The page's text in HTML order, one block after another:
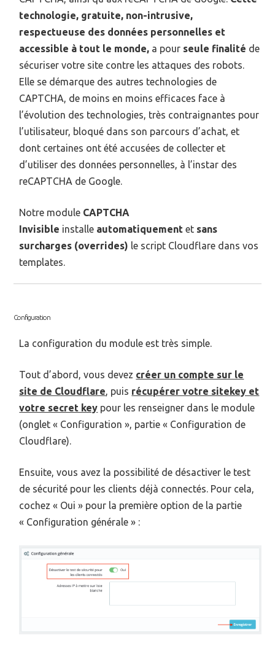
technologie, gratuite, non-intrusive,
respectueuse des données personnelles et
accessible à tout le monde, a pour seule finalité de
sécuriser votre site contre les attaques des robots.
Elle se démarque des autres technologies de
CAPTCHA, de moins en moins efficaces face à
l’évolution des technologies, très contraignantes pour
l’utilisateur, bloqué dans son parcours d’achat, et
dont certaines ont été accusées de collecter et
d’utiliser des données personnelles, à l’instar des
reCAPTCHA de Google.
Notre module CAPTCHA
Invisible installe automatiquement et sans
surcharges (overrides) le script Cloudflare dans vos
templates.
Configuration
La configuration du module est très simple.
Tout d’abord, vous devez créer un compte sur le
site de Cloudflare, puis récupérer votre sitekey et
votre secret key pour les renseigner dans le module
(onglet « Configuration », partie « Configuration de
Cloudflare).
Ensuite, vous avez la possibilité de désactiver le test
de sécurité pour les clients déjà connectés. Pour cela,
cochez « Oui » pour la première option de la partie
« Configuration générale » :